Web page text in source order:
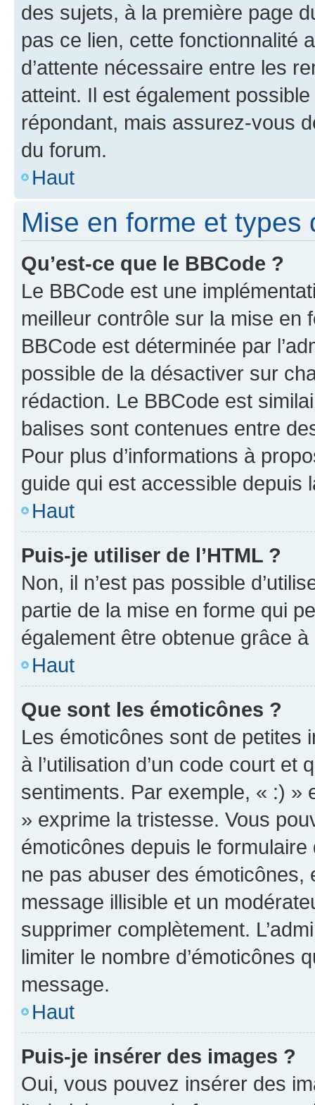
des sujets, à la première page
pas ce lien, cette fonctionnalité
d’attente nécessaire entre les
atteint. Il est également
répondant, mais assurez-vous
du forum.
Haut
Mise en forme et types
Qu’est-ce que le BBCode ?
Le BBCode est une
meilleur contrôle sur la mise en
BBCode est déterminée par
possible de la désactiver sur
rédaction. Le BBCode est
balises sont contenues entre
Pour plus d’informations à
guide qui est accessible depuis
Haut
Puis-je utiliser de l’HTML ?
Non, il n’est pas possible
partie de la mise en forme qui
également être obtenue grâce à
Haut
Que sont les émoticônes ?
Les émoticônes sont de petites
à l’utilisation d’un code court et
sentiments. Par exemple, « :) »
» exprime la tristesse. Vous
émoticônes depuis le
ne pas abuser des
message illisible et un
supprimer complètement.
limiter le nombre d’émoticônes
message.
Haut
Puis-je insérer des images ?
Oui, vous pouvez insérer des